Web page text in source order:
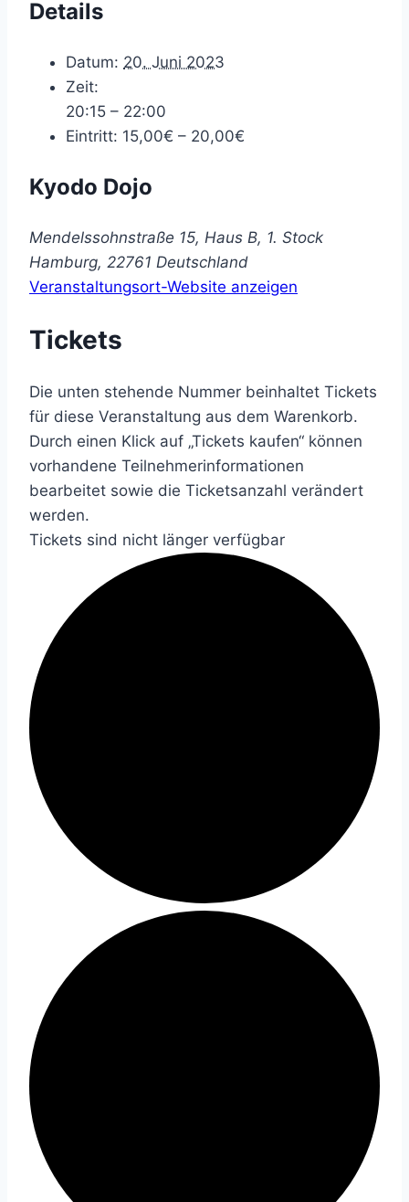
Details
Datum: 20. Juni 2023
Zeit:
20:15 – 22:00
Eintritt: 15,00€ – 20,00€
Kyodo Dojo
Mendelssohnstraße 15, Haus B, 1. Stock
Hamburg, 22761 Deutschland
Veranstaltungsort-Website anzeigen
Tickets
Die unten stehende Nummer beinhaltet Tickets
für diese Veranstaltung aus dem Warenkorb.
Durch einen Klick auf „Tickets kaufen“ können
vorhandene Teilnehmerinformationen
bearbeitet sowie die Ticketsanzahl verändert
werden.
Tickets sind nicht länger verfügbar